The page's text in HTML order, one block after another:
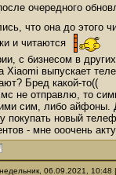
очередного
что она до этого
и читаются
с бизнесом в
Xiaomi выпускает
Бред какой-то((
не отправлю, то
сим, либо айфоны.
покупать новый
- мне ооочень
06.09.2021,